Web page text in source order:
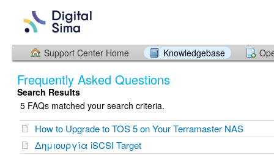
Support Center Home Knowledgebase
Frequently Asked Questions
Search Results
5 FAQs matched your search criteria.
How to Upgrade to TOS 5 on Your Terramaster NAS
Δημιουργία iSCSI Target